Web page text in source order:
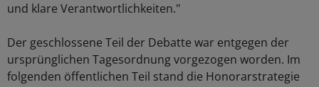
und klare Verantwortlichkeiten."
Der geschlossene Teil der Debatte war entgegen der
ursprünglichen Tagesordnung vorgezogen worden. Im
folgenden öffentlichen Teil stand die Honorarstrategie